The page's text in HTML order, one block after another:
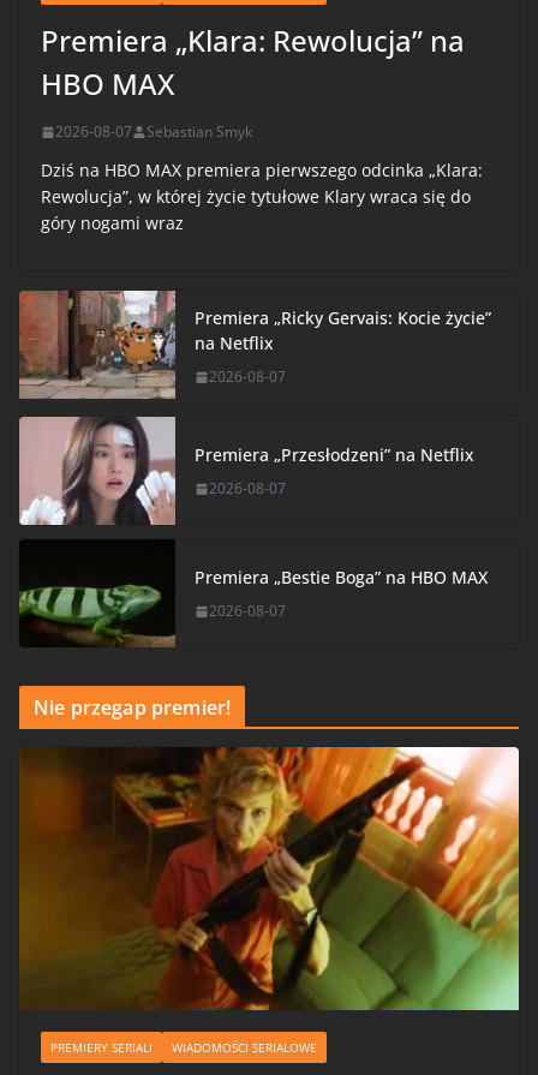
Premiera „Klara: Rewolucja” na
HBO MAX
2026-08-07 Sebastian Smyk
Dziś na HBO MAX premiera pierwszego odcinka „Klara:
Rewolucja”, w której życie tytułowe Klary wraca się do
góry nogami wraz
Premiera „Ricky Gervais: Kocie życie”
na Netflix
2026-08-07
Premiera „Przesłodzeni” na Netflix
2026-08-07
Premiera „Bestie Boga” na HBO MAX
2026-08-07
Nie przegap premier!
PREMIERY SERIALI WIADOMOŚCI SERIALOWE